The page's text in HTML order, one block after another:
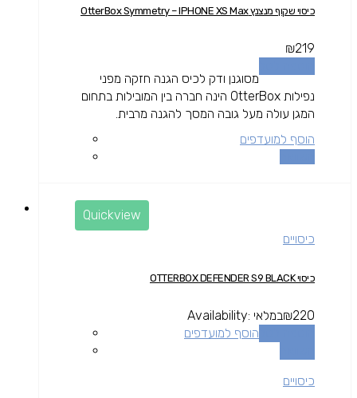
כיסוי שקוף מנצנץ OtterBox Symmetry – IPHONE XS Max
₪219
מסוגנן ודק לכיס הגנה חזקה מפני
נפילות OtterBox הינה חברה בין המובילות בתחום
המגן עולה מעל גובה המסך להגנה מרבית.
הוסף למועדפים
Quickview
כיסויים
כיסוי OTTERBOX DEFENDER S9 BLACK
₪220
Availability: במלאי
הוסף למועדפים
כיסויים